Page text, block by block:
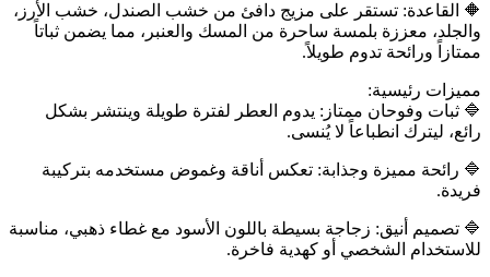
🔶️ القاعدة: تستقر على مزيج دافئ من خشب الصندل، خشب الأرز،
والجلد، معززة بلمسة ساحرة من المسك والعنبر، مما يضمن ثباتاً
ممتازاً ورائحة تدوم طويلاً.
مميزات رئيسية:
🔷️ ثبات وفوحان ممتاز: يدوم العطر لفترة طويلة وينتشر بشكل
رائع، ليترك انطباعاً لا يُنسى.
🔷️ رائحة مميزة وجذابة: تعكس أناقة وغموض مستخدمه بتركيبة
فريدة.
🔷️ تصميم أنيق: زجاجة بسيطة باللون الأسود مع غطاء ذهبي، مناسبة
للاستخدام الشخصي أو كهدية فاخرة.